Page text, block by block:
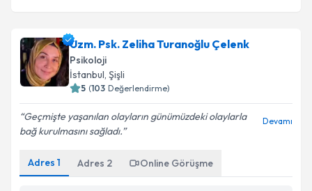
Uzm. Psk. Zeliha Turanoğlu Çelenk
Psikoloji
İstanbul, Şişli
5 (103 Değerlendirme)
Geçmişte yaşanılan olayların günümüzdeki olaylarla
bağ kurulmasını sağladı.
Devamı
Adres 1 Adres 2 Online Görüşme